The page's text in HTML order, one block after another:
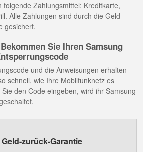
folgende Zahlungsmittel: Kreditkarte,
Alle Zahlungen sind durch die Geld-
gesichert.
Sie Ihren Samsung
und die Anweisungen erhalten
schnell, wie Ihre Mobilfunknetz es
den Code eingeben, wird ihr Samsung
Geld-zurück-Garantie